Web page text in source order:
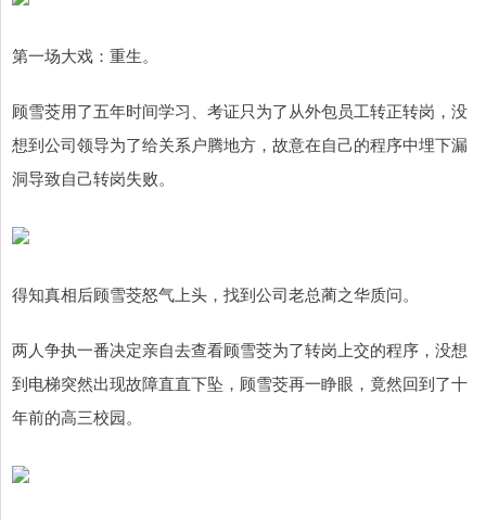
第一场大戏：重生。
顾雪茭用了五年时间学习、考证只为了从外包员工转正转岗，没
想到公司领导为了给关系户腾地方，故意在自己的程序中埋下漏
洞导致自己转岗失败。
得知真相后顾雪茭怒气上头，找到公司老总蔺之华质问。
两人争执一番决定亲自去查看顾雪茭为了转岗上交的程序，没想
到电梯突然出现故障直直下坠，顾雪茭再一睁眼，竟然回到了十
年前的高三校园。